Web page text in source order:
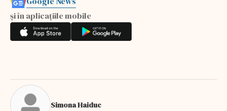
și în aplicațiile mobile
Simona Haiduc